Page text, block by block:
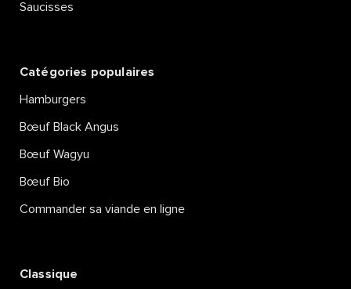
Saucisses
Catégories populaires
Hamburgers
Bœuf Black Angus
Bœuf Wagyu
Bœuf Bio
Commander sa viande en ligne
Classique